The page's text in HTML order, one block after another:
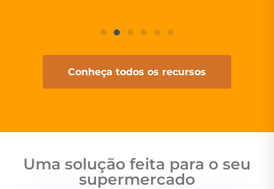
Conheça todos os recursos
Uma solução feita para o seu
supermercado